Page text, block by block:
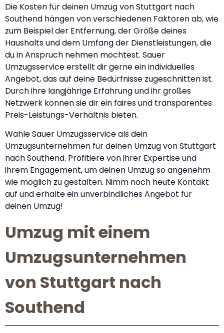
Die Kosten für deinen Umzug von Stuttgart nach
Southend hängen von verschiedenen Faktoren ab, wie
zum Beispiel der Entfernung, der Größe deines
Haushalts und dem Umfang der Dienstleistungen, die
du in Anspruch nehmen möchtest. Sauer
Umzugsservice erstellt dir gerne ein individuelles
Angebot, das auf deine Bedürfnisse zugeschnitten ist.
Durch ihre langjährige Erfahrung und ihr großes
Netzwerk können sie dir ein faires und transparentes
Preis-Leistungs-Verhältnis bieten.
Wähle Sauer Umzugsservice als dein
Umzugsunternehmen für deinen Umzug von Stuttgart
nach Southend. Profitiere von ihrer Expertise und
ihrem Engagement, um deinen Umzug so angenehm
wie möglich zu gestalten. Nimm noch heute Kontakt
auf und erhalte ein unverbindliches Angebot für
deinen Umzug!
Umzug mit einem
Umzugsunternehmen
von Stuttgart nach
Southend